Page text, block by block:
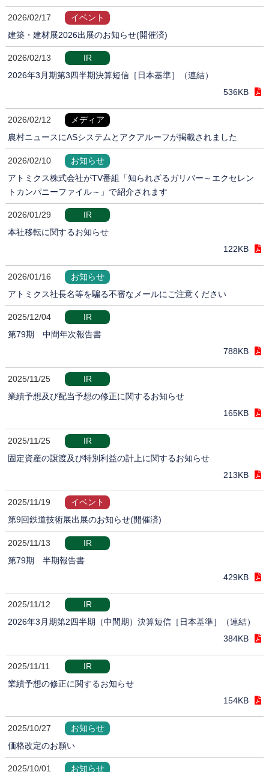
2026/02/17
イベント
建築・建材展2026出展のお知らせ(開催済)
2026/02/13
IR
2026年3月期第3四半期決算短信［日本基準］（連結）
536KB
2026/02/12
メディア
農村ニュースにASシステムとアクアルーフが掲載されました
2026/02/10
お知らせ
アトミクス株式会社がTV番組「知られざるガリバー～エクセレン
トカンパニーファイル～」で紹介されます
2026/01/29
IR
本社移転に関するお知らせ
122KB
2026/01/16
お知らせ
アトミクス社長名等を騙る不審なメールにご注意ください
2025/12/04
IR
第79期 中間年次報告書
788KB
2025/11/25
IR
業績予想及び配当予想の修正に関するお知らせ
165KB
2025/11/25
IR
固定資産の譲渡及び特別利益の計上に関するお知らせ
213KB
2025/11/19
イベント
第9回鉄道技術展出展のお知らせ(開催済)
2025/11/13
IR
第79期 半期報告書
429KB
2025/11/12
IR
2026年3月期第2四半期（中間期）決算短信［日本基準］（連結）
384KB
2025/11/11
IR
業績予想の修正に関するお知らせ
154KB
2025/10/27
お知らせ
価格改定のお願い
2025/10/01 お知らせ